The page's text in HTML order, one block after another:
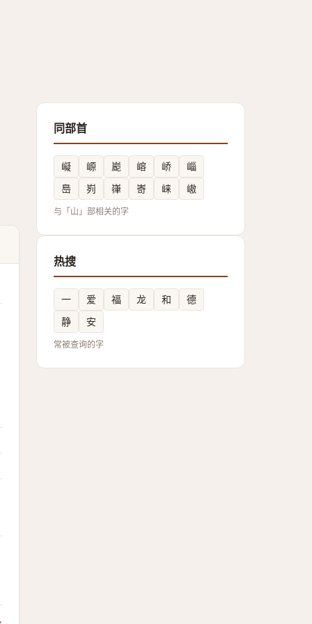
同部首
㠜 㟲 嶏 嵱 峤
崰
㠀
峛 嵂 㟢 崃 㠂
与「山」部相关的字
热搜
一 爱 福 龙 和
德
静
安
常被查询的字